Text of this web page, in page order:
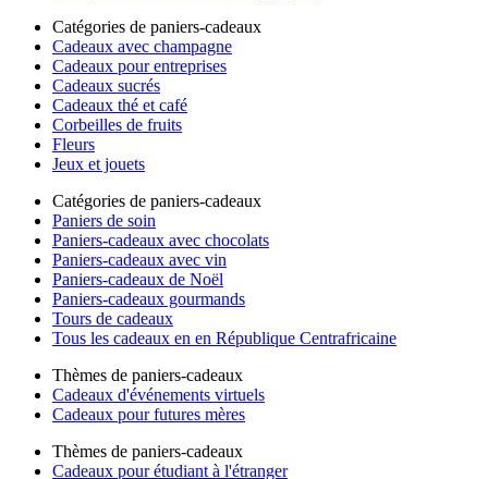
Catégories de paniers-cadeaux
Cadeaux avec champagne
Cadeaux pour entreprises
Cadeaux sucrés
Cadeaux thé et café
Corbeilles de fruits
Fleurs
Jeux et jouets
Catégories de paniers-cadeaux
Paniers de soin
Paniers-cadeaux avec chocolats
Paniers-cadeaux avec vin
Paniers-cadeaux de Noël
Paniers-cadeaux gourmands
Tours de cadeaux
Tous les cadeaux en en République Centrafricaine
Thèmes de paniers-cadeaux
Cadeaux d'événements virtuels
Cadeaux pour futures mères
Thèmes de paniers-cadeaux
Cadeaux pour étudiant à l'étranger